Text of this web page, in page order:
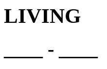
LIVING
____ - ____